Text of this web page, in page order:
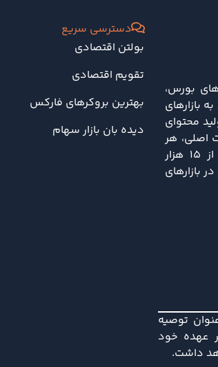
بورس،
بازارهای
محتوای
اصلی، هر
هفته تحلیل‌های جامعی از تحولات اقتصادی و سیاسی را ارائه می‌دهد. با بیش از ۱۵ هزار
در بازارهای
توصیه
عهده خود
داشت.
دسترسی سریع
بولتن اقتصادی
تقویم اقتصادی
بهترین بروکرهای فارکس
دیده بان بازار سهام